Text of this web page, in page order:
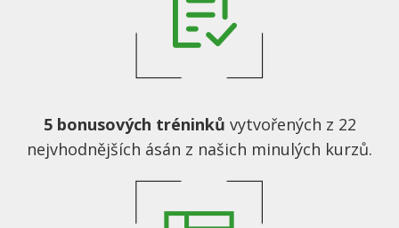
5 bonusových tréninků vytvořených z 22
nejvhodnějších ásán z našich minulých kurzů.